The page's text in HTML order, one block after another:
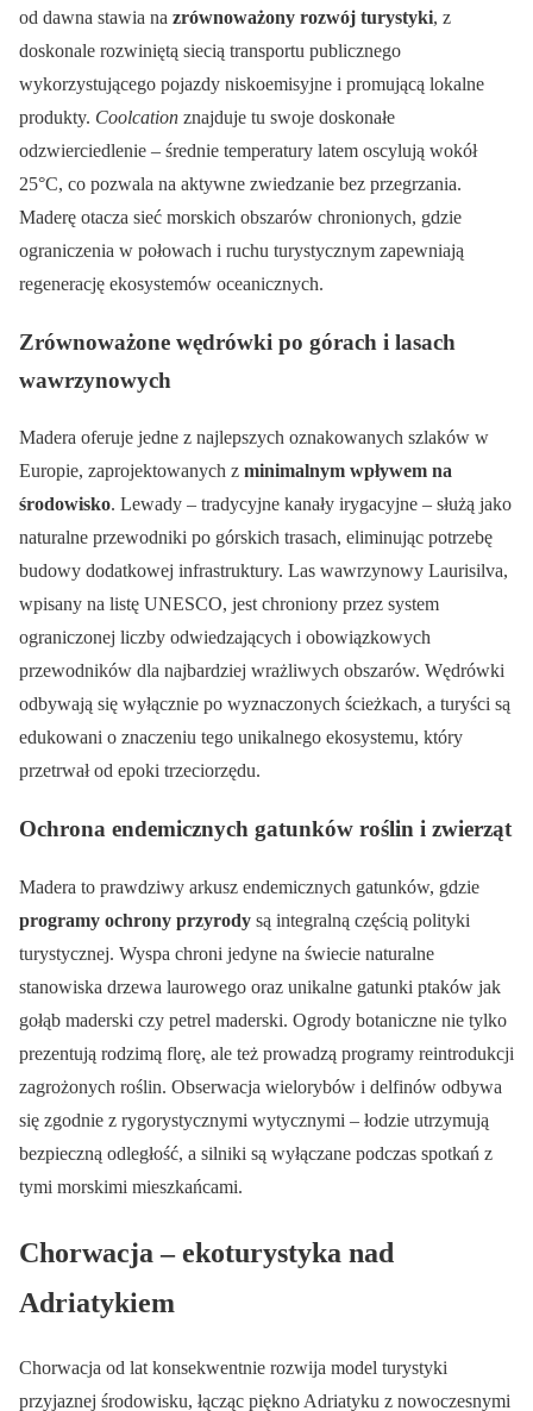
od dawna stawia na zrównoważony rozwój turystyki, z
doskonale rozwiniętą siecią transportu publicznego
wykorzystującego pojazdy niskoemisyjne i promującą lokalne
produkty. Coolcation znajduje tu swoje doskonałe
odzwierciedlenie – średnie temperatury latem oscylują wokół
25°C, co pozwala na aktywne zwiedzanie bez przegrzania.
Maderę otacza sieć morskich obszarów chronionych, gdzie
ograniczenia w połowach i ruchu turystycznym zapewniają
regenerację ekosystemów oceanicznych.
Zrównoważone wędrówki po górach i lasach
wawrzynowych
Madera oferuje jedne z najlepszych oznakowanych szlaków w
Europie, zaprojektowanych z minimalnym wpływem na
środowisko. Lewady – tradycyjne kanały irygacyjne – służą jako
naturalne przewodniki po górskich trasach, eliminując potrzebę
budowy dodatkowej infrastruktury. Las wawrzynowy Laurisilva,
wpisany na listę UNESCO, jest chroniony przez system
ograniczonej liczby odwiedzających i obowiązkowych
przewodników dla najbardziej wrażliwych obszarów. Wędrówki
odbywają się wyłącznie po wyznaczonych ścieżkach, a turyści są
edukowani o znaczeniu tego unikalnego ekosystemu, który
przetrwał od epoki trzeciorzędu.
Ochrona endemicznych gatunków roślin i zwierząt
Madera to prawdziwy arkusz endemicznych gatunków, gdzie
programy ochrony przyrody są integralną częścią polityki
turystycznej. Wyspa chroni jedyne na świecie naturalne
stanowiska drzewa laurowego oraz unikalne gatunki ptaków jak
gołąb maderski czy petrel maderski. Ogrody botaniczne nie tylko
prezentują rodzimą florę, ale też prowadzą programy reintrodukcji
zagrożonych roślin. Obserwacja wielorybów i delfinów odbywa
się zgodnie z rygorystycznymi wytycznymi – łodzie utrzymują
bezpieczną odległość, a silniki są wyłączane podczas spotkań z
tymi morskimi mieszkańcami.
Chorwacja – ekoturystyka nad
Adriatykiem
Chorwacja od lat konsekwentnie rozwija model turystyki
przyjaznej środowisku, łącząc piękno Adriatyku z nowoczesnymi